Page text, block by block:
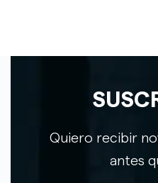
Quiero recibir
antes